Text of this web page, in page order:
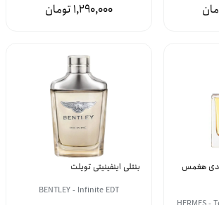
1,290,000
دی هغمس
بنتلی اینفینیتی تویلت
BENTLEY - Infinite EDT